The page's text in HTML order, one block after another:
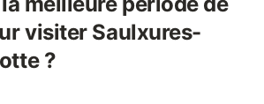
visiter Saulxures-
?